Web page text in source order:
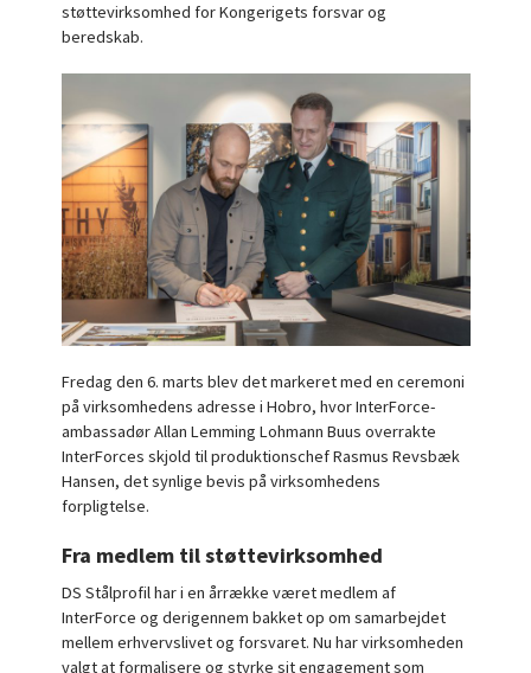
støttevirksomhed for Kongerigets forsvar og
beredskab.
Fredag den 6. marts blev det markeret med en ceremoni
på virksomhedens adresse i Hobro, hvor InterForce-
ambassadør Allan Lemming Lohmann Buus overrakte
InterForces skjold til produktionschef Rasmus Revsbæk
Hansen, det synlige bevis på virksomhedens
forpligtelse.
Fra medlem til støttevirksomhed
DS Stålprofil har i en årrække været medlem af
InterForce og derigennem bakket op om samarbejdet
mellem erhvervslivet og forsvaret. Nu har virksomheden
valgt at formalisere og styrke sit engagement som